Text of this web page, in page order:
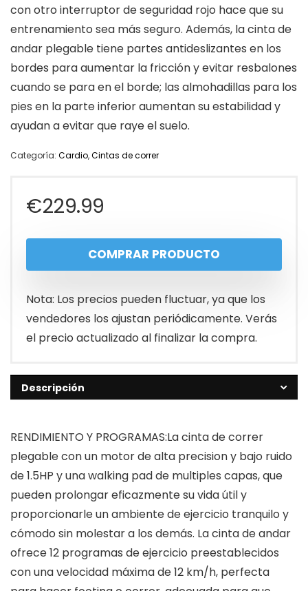
con otro interruptor de seguridad rojo hace que su
entrenamiento sea más seguro. Además, la cinta de
andar plegable tiene partes antideslizantes en los
bordes para aumentar la fricción y evitar resbalones
cuando se para en el borde; las almohadillas para los
pies en la parte inferior aumentan su estabilidad y
ayudan a evitar que raye el suelo.
Categoría: Cardio,Cintas de correr
€229.99
COMPRAR PRODUCTO
Nota: Los precios pueden fluctuar, ya que los
vendedores los ajustan periódicamente. Verás
el precio actualizado al finalizar la compra.
Descripción
RENDIMIENTO Y PROGRAMAS:La cinta de correr
plegable con un motor de alta precision y bajo ruido
de 1.5HP y una walking pad de multiples capas, que
pueden prolongar eficazmente su vida útil y
proporcionarle un ambiente de ejercicio tranquilo y
cómodo sin molestar a los demás. La cinta de andar
ofrece 12 programas de ejercicio preestablecidos
con una velocidad máxima de 12 km/h, perfecta